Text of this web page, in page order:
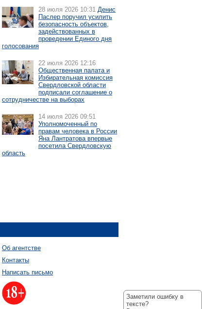
28 июля 2026 10:31 Денис
Паслер поручил усилить
безопасность объектов,
задействованных в
проведении Единого дня
голосования
22 июля 2026 12:16
Общественная палата и
Избирательная комиссия
Свердловской области
подписали соглашение о
сотрудничестве на выборах
14 июля 2026 09:51
Уполномоченный по
правам человека в России
Яна Лантратова впервые
посетила Свердловскую
область
Об агентстве
Контакты
Написать письмо
Заметили ошибку в
тексте?